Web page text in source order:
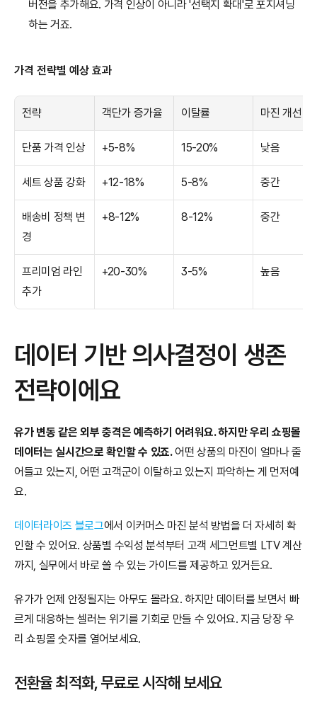
버전을 추가해요. 가격 인상이 아니라 '선택지 확대'로 포지셔닝
하는 거죠.
가격 전략별 예상 효과
전략 객단가 증가율 이탈률 마진 개선 효
단품 가격 인상 +5-8% 15-20% 낮음
세트 상품 강화 +12-18% 5-8% 중간
배송비 정책 변
경
+8-12% 8-12% 중간
프리미엄 라인
추가
+20-30% 3-5% 높음
데이터 기반 의사결정이 생존
전략이에요
유가 변동 같은 외부 충격은 예측하기 어려워요. 하지만 우리 쇼핑몰
데이터는 실시간으로 확인할 수 있죠. 어떤 상품의 마진이 얼마나 줄
어들고 있는지, 어떤 고객군이 이탈하고 있는지 파악하는 게 먼저예
요.
데이터라이즈 블로그에서 이커머스 마진 분석 방법을 더 자세히 확
인할 수 있어요. 상품별 수익성 분석부터 고객 세그먼트별 LTV 계산
까지, 실무에서 바로 쓸 수 있는 가이드를 제공하고 있거든요.
유가가 언제 안정될지는 아무도 몰라요. 하지만 데이터를 보면서 빠
르게 대응하는 셀러는 위기를 기회로 만들 수 있어요. 지금 당장 우
리 쇼핑몰 숫자를 열어보세요.
전환율 최적화, 무료로 시작해 보세요